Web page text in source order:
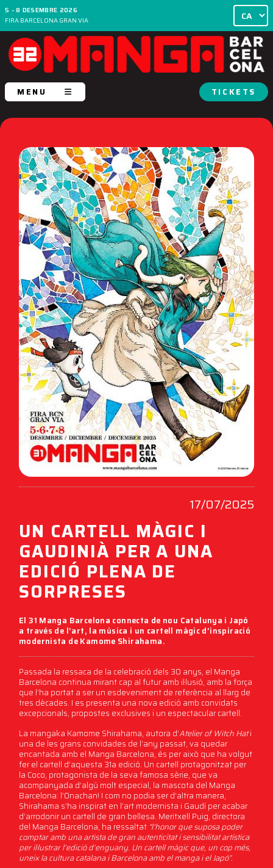
5 - 8 DESEMBRE 2026
FIRA BARCELONA GRAN VIA
MENU TICKETS
17/07/2025
UN CARTELL MÀGIC I
GAUDINIÀ PER A UNA
EDICIÓ PLENA DE
SORPRESES
El 31 Manga Barcelona connecta de nou Catalunya i Japó
a través de l’art, la música i un cartell màgic d’inspiració
modernista de Kamome Shirahama.
Passada la ressaca de la celebració dels 30 anys, el Manga
Barcelona continua mirant cap al futur amb il·lusió, amb la força
que l’ha portat a ser un esdeveniment de referència al llarg de
tres dècades. I es presenta una nova edició amb convidats
excepcionals, propostes exclusives i un espectacular cartell.
La mangaka Kamome Shirahama, autora d’Atelier of Witch Hati
una de les grans convidades de l’any passat, va quedar
encantada amb el Manga Barcelona, és per això que ha volgut
fer el cartell d’aquesta 31a edició. Un cartell protagonitzat per
la Coco, protagonista de la seva famosa sèrie, que va
acompanyada d’algú molt especial, la mascota del Manga
Barcelona: l’Onachan! I com no podia ser d’altra manera,
Shirahama s’ha inspirat en l’art modernista i Gaudí per acabar
d’arrodonir un cartell de gran bellesa. Meritxell Puig, directora
del Manga Barcelona, ha ressaltat “l’honor que suposa poder
comptar amb una artista de gran autenticitat i sensibilitat artística
per il·lustrar l’edició d’enguany. Un cartell màgic que, un cop més,
uneix la cultura catalana i Barcelona amb el manga i el Japó”.